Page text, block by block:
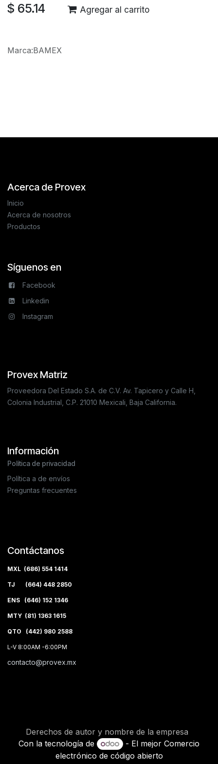
$ 65.14 Agregar al carrito
Marca:BAMEX
Acerca de Provex
Inicio
Acerca de nosotros
Productos
Síguenos en
Facebook
Linkedin
Instagram
Provex Matriz
Proveedora Del Estado S.A. de C.V. Av. Tapicero y Calle H,
Colonia Industrial, C.P. 21010 Mexicali, Baja California.
Información
Política de privacidad
Política a de envíos
Preguntas frecuentes
Contáctanos
MXL (686) 554 1414
TJ (664) 448 2850
ENS (646) 152 1346
MTY (81) 1363 1615
QTO (442) 980 2588
L-V 8:00AM -6:00PM
contacto@provex.mx
Derechos de autor y nombre de la empresa
Con la tecnología de
- El mejorComercio
electrónico de código abierto